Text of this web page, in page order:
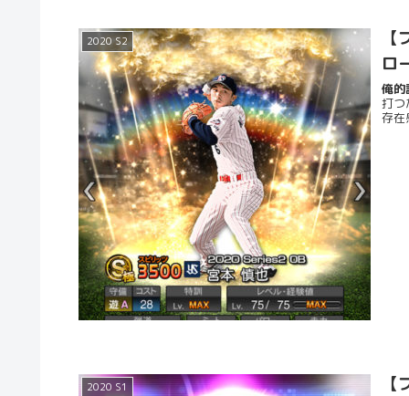
2020 S2
ロ
俺
打つ
存在
2020 S1